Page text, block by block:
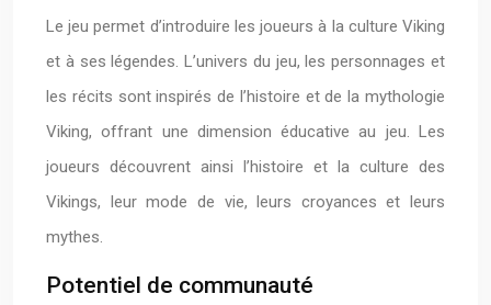
Le jeu permet d’introduire les joueurs à la culture Viking
et à ses légendes. L’univers du jeu, les personnages et
les récits sont inspirés de l’histoire et de la mythologie
Viking, offrant une dimension éducative au jeu. Les
joueurs découvrent ainsi l’histoire et la culture des
Vikings, leur mode de vie, leurs croyances et leurs
mythes.
Potentiel de communauté